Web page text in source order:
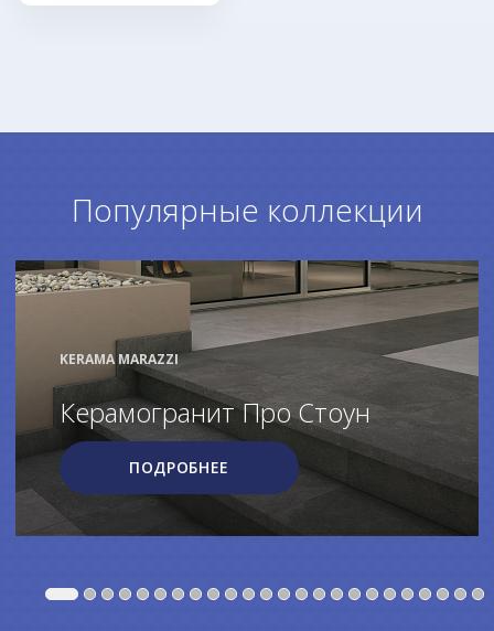
Популярные коллекции
KERAMA MARAZZI
Керамогранит Про Стоун
ПОДРОБНЕЕ